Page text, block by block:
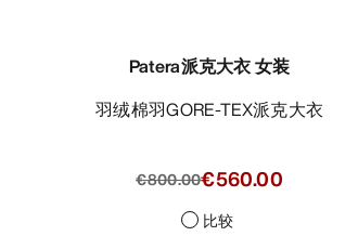
Patera派克大衣 女装
羽绒棉羽GORE-TEX派克大衣
€800.00€560.00
比较